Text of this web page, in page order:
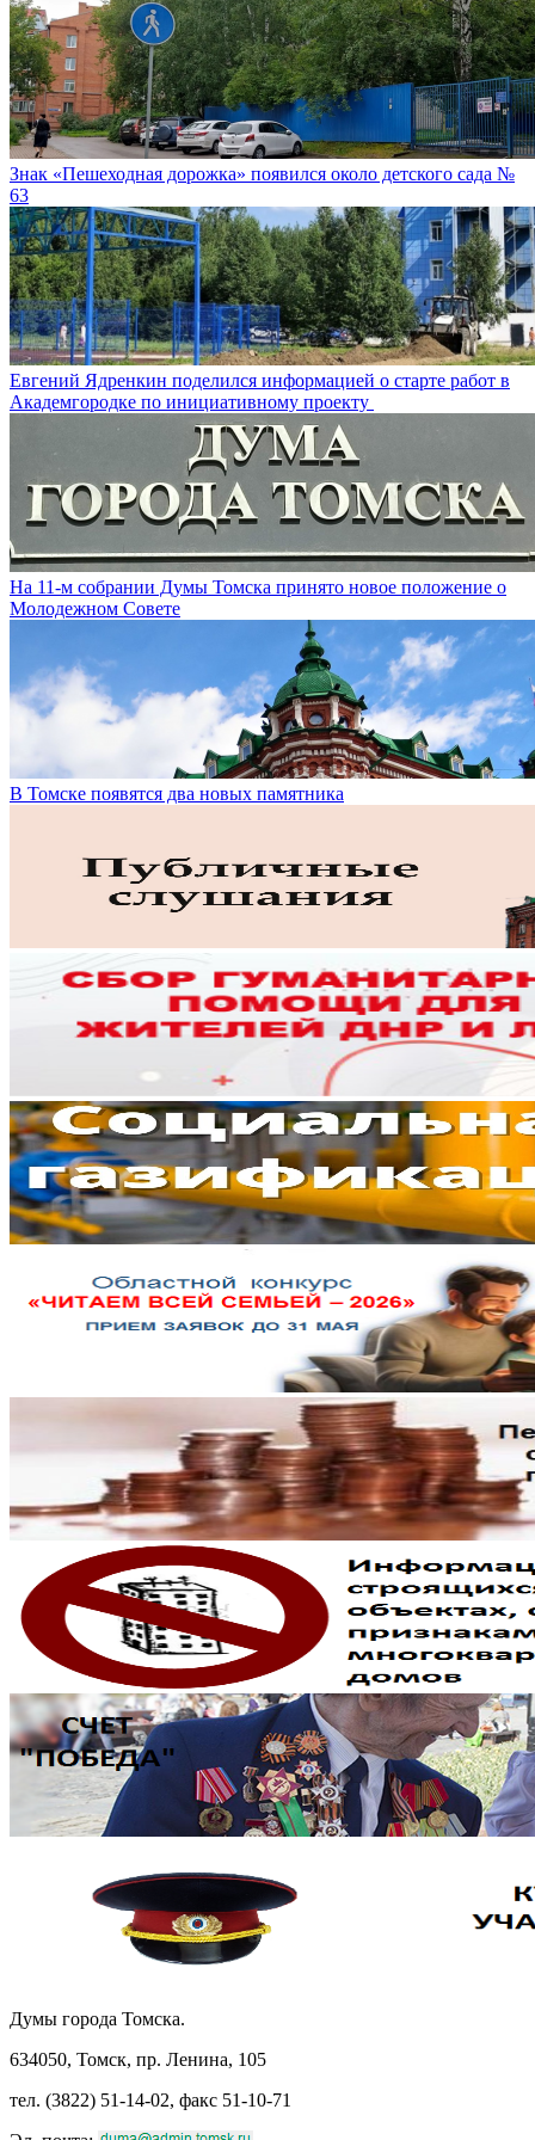
Знак «Пешеходная дорожка» появился около детского сада №
63
Евгений Ядренкин поделился информацией о старте работ в
Академгородке по инициативному проекту
На 11-м собрании Думы Томска принято новое положение о
Молодежном Совете
В Томске появятся два новых памятника
Думы города Томска.
634050, Томск, пр. Ленина, 105
тел. (3822) 51-14-02, факс 51-10-71